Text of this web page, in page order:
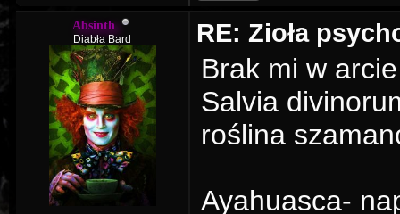
Absinth
Diabła Bard RE: Zioła
Brak mi w
Salvia
roślina
Ayahuasca-